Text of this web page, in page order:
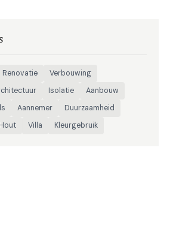
Renovatie
Verbouwing
Isolatie
Aanbouw
Aannemer
Duurzaamheid
Hout Villa Kleurgebruik